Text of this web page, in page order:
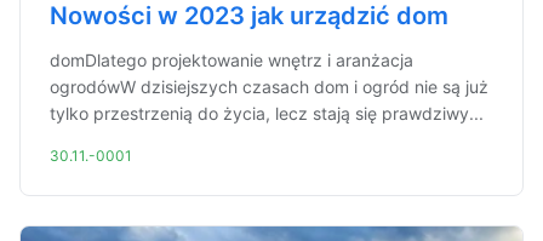
Nowości w 2023 jak urządzić dom
domDlatego projektowanie wnętrz i aranżacja
ogrodówW dzisiejszych czasach dom i ogród nie są już
tylko przestrzenią do życia, lecz stają się prawdziwy...
30.11.-0001